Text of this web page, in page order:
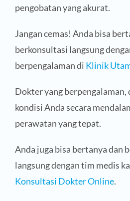
pengobatan yang akurat.
Jangan cemas! Anda bisa
berkonsultasi langsung
berpengalaman di Klinik
Dokter yang berpengalaman,
kondisi Anda secara
perawatan yang tepat.
Anda juga bisa bertanya dan
langsung dengan tim medis
Konsultasi Dokter Online.